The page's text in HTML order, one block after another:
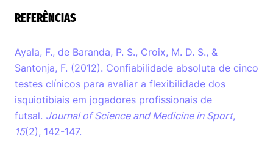
REFERÊNCIAS
Ayala, F., de Baranda, P. S., Croix, M. D. S., &
Santonja, F. (2012). Confiabilidade absoluta de cinco
testes clínicos para avaliar a flexibilidade dos
isquiotibiais em jogadores profissionais de
futsal. Journal of Science and Medicine in Sport,
15(2), 142-147.